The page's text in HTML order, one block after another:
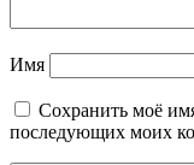
Имя
Сохранить моё
последующих моих